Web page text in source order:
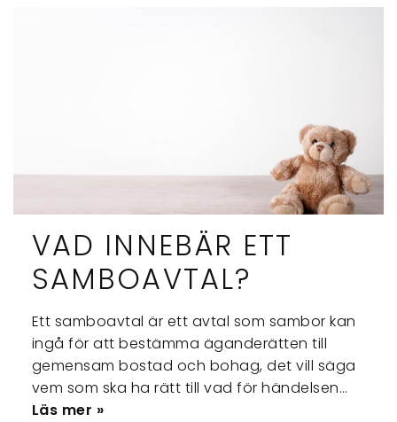
VAD INNEBÄR ETT
SAMBOAVTAL?
Ett samboavtal är ett avtal som sambor kan
ingå för att bestämma äganderätten till
gemensam bostad och bohag, det vill säga
vem som ska ha rätt till vad för händelsen…
Läs mer »